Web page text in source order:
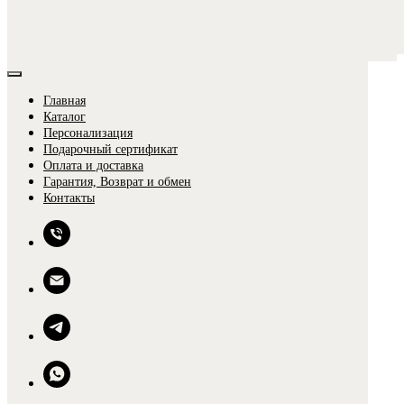
Главная
Каталог
Персонализация
Подарочный сертификат
Оплата и доставка
Гарантия, Возврат и обмен
Контакты